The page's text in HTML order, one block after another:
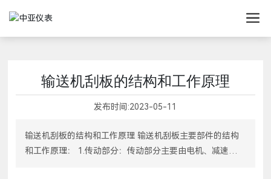
输送机刮板的结构和工作原理
发布时间:2023-05-11
输送机刮板的结构和工作原理 输送机刮板主要部件的结构
和工作原理： 1.传动部分：传动部分主要由电机、减速器、